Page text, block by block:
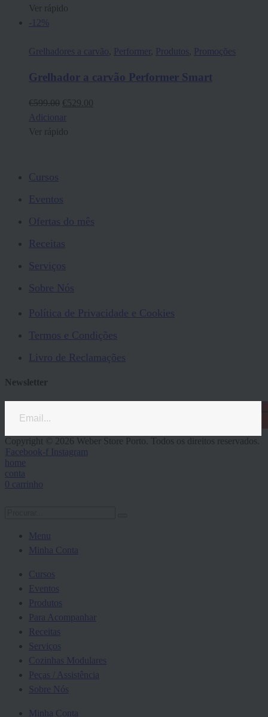
Ver rápido
-12%
Grelhadores a carvão Performer Produtos Promoções
Grelhador a carvão Performer Smart
€599.00 O
preço
original
€ 529.00
Adicionar
Ver rápido
Cursos
Eventos
Ofertas do mês
Receitas
Serviços
Sobre Nós
Política de Privacidade e Cookies
Termos e Condições
Livro de Reclamações
Newsletter
Copyright © 2026 Weber Store Porto. Todos os direitos reservados.
Facebook-f Instagram
home
conta
0 carrinho
Menu
Minha Conta
Cursos
Eventos
Produtos
Para Acompanhar
Receitas
Serviços
Cozinhas Modulares
Peças / Assistência
Sobre Nós
Minha Conta